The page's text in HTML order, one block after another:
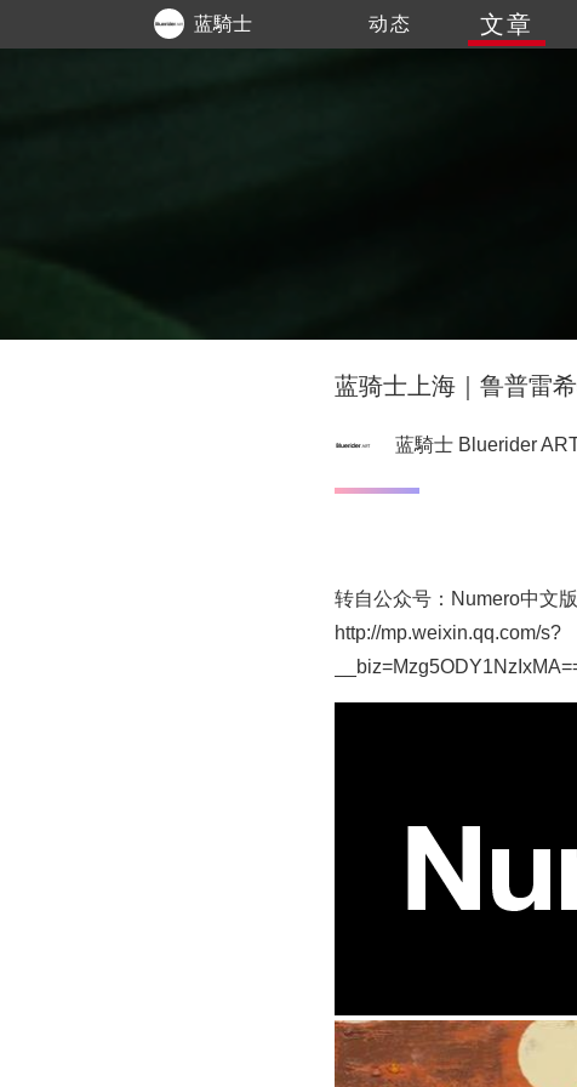
蓝騎士 动态 文章
蓝骑士上海｜鲁普雷
蓝騎士 Bluerider
转自公众号：Numero中文版
http://mp.weixin.qq.com/s?